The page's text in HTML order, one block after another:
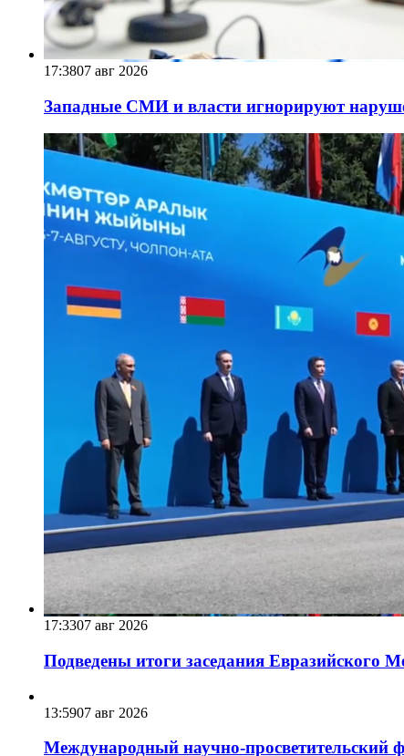
17:3807 авг 2026
Западные СМИ и власти игнорируют
17:3307 авг 2026
Подведены итоги заседания Евразийского
13:5907 авг 2026
Международный научно-просветительский